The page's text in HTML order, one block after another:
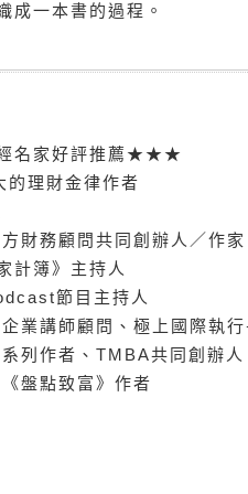
成一本書的過程。
名家好評推薦★★★
理財金律作者
財務顧問共同創辦人／作家
計簿》主持人
節目主持人
業講師顧問、極上國際執
列作者、TMBA共同創辦人
盤點致富》作者